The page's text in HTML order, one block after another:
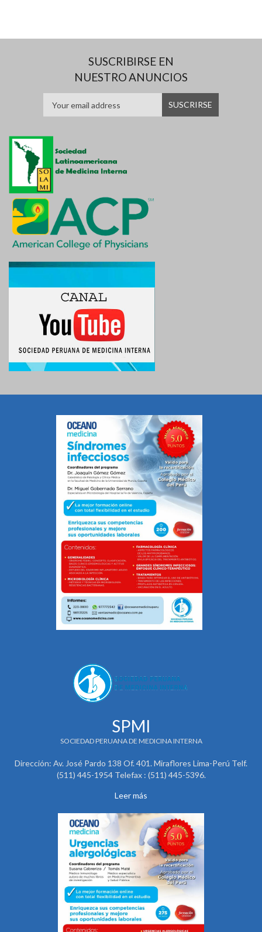
SUSCRIBIRSE EN
NUESTRO ANUNCIOS
SPMI
SOCIEDAD PERUANA DE MEDICINA INTERNA
Dirección: Av. José Pardo 138 Of. 401. Miraflores Lima-Perú Telf.
(511) 445-1954 Telefax : (511) 445-5396.
Leer más